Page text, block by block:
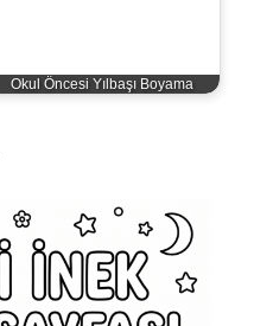
Okul Öncesi Yılbaşı Boyama